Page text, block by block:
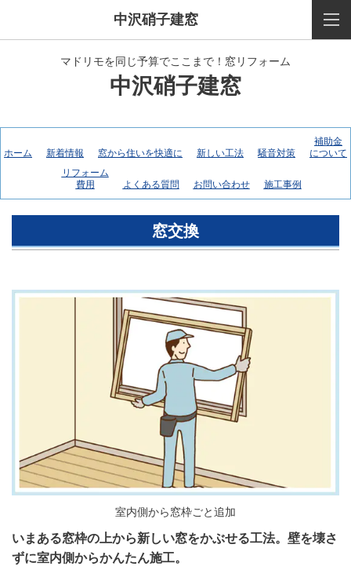
中沢硝子建窓
マドリモを同じ予算でここまで！窓リフォーム
中沢硝子建窓
ホーム 新着情報 窓から住いを快適に 新しい工法 騒音対策
補助金
について
リフォーム
費用
よくある質問 お問い合わせ 施工事例
窓交換
室内側から窓枠ごと追加
いまある窓枠の上から新しい窓をかぶせる工法。壁を壊さ
ずに室内側からかんたん施工。